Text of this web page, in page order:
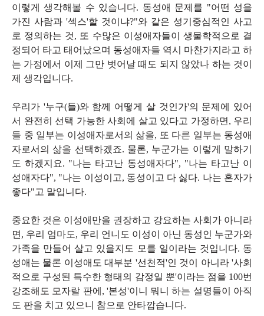
이렇게 생각해볼 수 있습니다. 동성애 문제를 "어떤 성을
가진 사람과 '섹스'할 것이냐?"와 같은 성기중심적인 사고
로 정의하는 것, 또 수많은 이성애자들이 생물학적으로 결
정되어 타고 태어났으며 동성애자들 역시 마찬가지라고 하
는 가정에서 이제 그만 벗어날 때도 되지 않았나 하는 것이
제 생각입니다.
우리가 '누구(들)와 함께 어떻게 살 것인가'의 문제에 있어
서 완전히 선택 가능한 사회에 살고 있다고 가정하면, 우리
들 중 일부는 이성애자로서의 삶을, 또 다른 일부는 동성애
자로서의 삶을 선택하겠죠. 물론, 누군가는 이렇게 말하기
도 하겠지요. "나는 타고난 동성애자다", "나는 타고난 이
성애자다", "나는 이성이고, 동성이고 다 싫다. 나는 혼자가
좋다"고 말입니다.
중요한 것은 이성애만을 권장하고 강요하는 사회가 아니라
면, 우리 엄마도, 우리 언니도 이성이 아닌 동성인 누군가와
가족을 만들어 살고 있을지도 모를 일이라는 것입니다. 동
성애는 물론 이성애도 대부분 '선천적'인 것이 아니라 '사회
적으로 구성된 특수한 형태의 감정일 뿐'이라는 점을 100번
강조해도 모자랄 판에, '본성'이니 뭐니 하는 설명들이 아직
도 판을 치고 있으니 참으로 안타깝습니다.